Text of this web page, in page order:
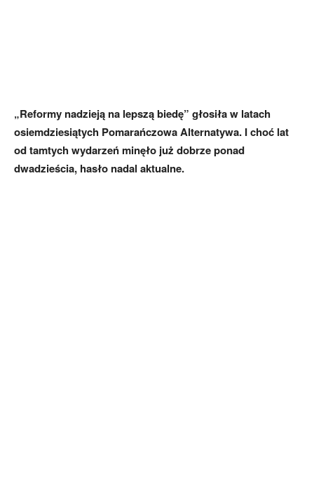
„Reformy nadzieją na lepszą biedę” głosiła w latach
osiemdziesiątych Pomarańczowa Alternatywa. I choć lat
od tamtych wydarzeń minęło już dobrze ponad
dwadzieścia, hasło nadal aktualne.